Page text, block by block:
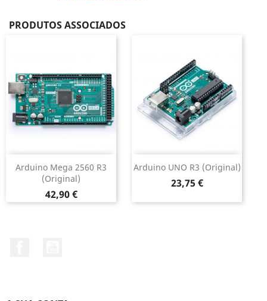
PRODUTOS ASSOCIADOS
Arduino Mega 2560 R3
(original)
Preço
42,90 €
Arduino UNO R3 (original)
Preço
23,75 €